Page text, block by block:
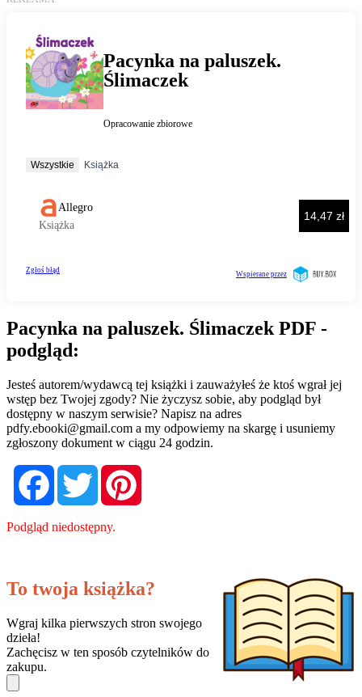
Pacynka na paluszek. Ślimaczek PDF -
podgląd:
Jesteś autorem/wydawcą tej książki i zauważyłeś że ktoś wgrał jej
wstęp bez Twojej zgody? Nie życzysz sobie, aby podgląd był
dostępny w naszym serwisie? Napisz na adres
pdfy.ebooki@gmail.com a my odpowiemy na skargę i usuniemy
zgłoszony dokument w ciągu 24 godzin.
FacebookTwitter
Podgląd niedostępny.
To twoja książka?
Wgraj kilka pierwszych stron swojego
dzieła!
Zachęcisz w ten sposób czytelników do
zakupu.